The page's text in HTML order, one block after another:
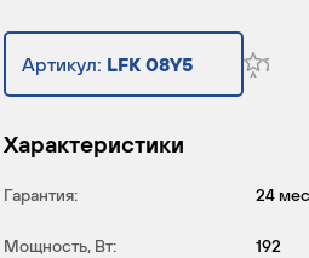
Артикул: LFK 08Y5
Характеристики
Гарантия: 24
Мощность, Вт: 192